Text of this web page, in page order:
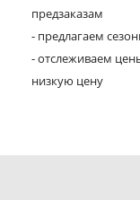
предзаказам
- предлагаем
- отслеживаем
низкую цену